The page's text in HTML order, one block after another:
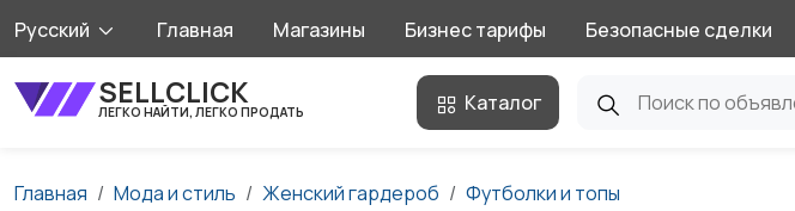
Русский Главная Магазины Бизнес тарифы Безопасные сделки
SELLCLICK
ЛЕГКО НАЙТИ, ЛЕГКО ПРОДАТЬ Каталог
Главная Мода и стиль Женский гардероб Футболки и топы